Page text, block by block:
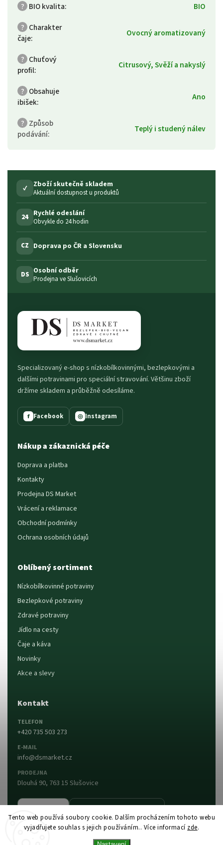
Tento web používá soubory cookie. Dalším procházením tohoto webu
vyjadřujete souhlas s jejich používáním.. Více informací zde.
? BIO kvalita:
BIO
? Charakter
čaje: Ovocný aromatizovaný
? Chuťový
profil: Citrusový, Svěží a nakyslý
? Obsahuje
ibišek: Ano
? Způsob
podávání: Teplý i studený nálev
✓ Zboží skutečně skladem
Aktuální dostupnost u produktů
24 Rychlé odeslání
Obvykle do 24 hodin
CZ Doprava po ČR a Slovensku
DS Osobní odběr
Prodejna ve Slušovicích
Specializovaný e-shop s nízkobílkovinnými, bezlepkovými a
dalšími potravinami pro speciální stravování. Většinu zboží
držíme skladem a průběžně odesíláme.
f Facebook ◎ Instagram
Nákup a zákaznická péče
Doprava a platba
Kontakty
Prodejna DS Market
Vrácení a reklamace
Obchodní podmínky
Ochrana osobních údajů
Oblíbený sortiment
Nízkobílkovinné potraviny
Bezlepkové potraviny
Zdravé potraviny
Jídlo na cesty
Čaje a káva
Novinky
Akce a slevy
Kontakt
TELEFON
+420 735 503 273
E-MAIL
info@dsmarket.cz
PRODEJNA
Dlouhá 90, 763 15 Slušovice
Copyright 2026DS MARKET